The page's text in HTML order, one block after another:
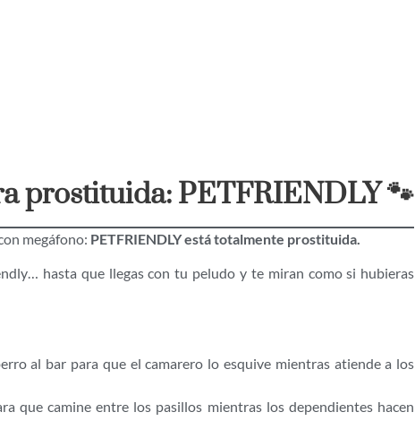
prostituida: PETFRIENDLY 🐾
megáfono: PETFRIENDLY está totalmente prostituida.
hasta que llegas con tu peludo y te miran como si hubieras
al bar para que el camarero lo esquive mientras atiende a los
que camine entre los pasillos mientras los dependientes hacen